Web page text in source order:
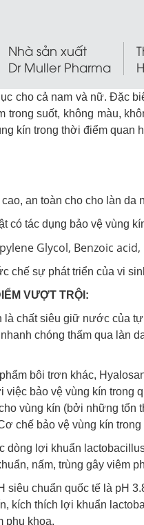
Nhà sản xuất
Dr Muller Pharma
cho cả nam và nữ. Đặc
trong suốt, không màu,
kín trong thời điểm quan
an toàn cho cho làn da
có tác dụng bảo vệ vùng
Glycol, Benzoic
chế sự phát triển của vi
VƯỢT TRỘI:
chất siêu giữ nước của
chóng thấm qua làn
bôi trơn khác,
việc bảo vệ vùng kín trong
vùng kín (bởi những tổn
chế bảo vệ vùng kín
dòng lợi khuẩn
nấm, trùng gây viêm
chuẩn quốc tế là pH
kích thích lợi khuẩn
phụ khoa.